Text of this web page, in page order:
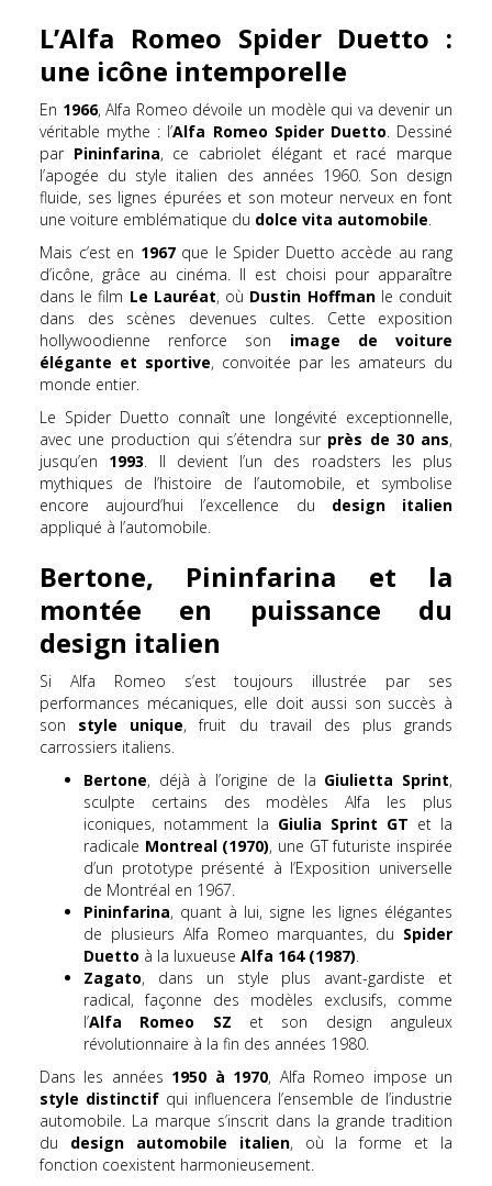
L’Alfa Romeo Spider Duetto :
une icône intemporelle
En 1966, Alfa Romeo dévoile un modèle qui va devenir un
véritable mythe : l’Alfa Romeo Spider Duetto. Dessiné
par Pininfarina, ce cabriolet élégant et racé marque
l’apogée du style italien des années 1960. Son design
fluide, ses lignes épurées et son moteur nerveux en font
une voiture emblématique du dolce vita automobile.
Mais c’est en 1967que le Spider Duetto accède au rang
d’icône, grâce au cinéma. Il est choisi pour apparaître
dans le film Le Lauréat, où Dustin Hoffmanle conduit
dans des scènes devenues cultes. Cette exposition
hollywoodienne renforce son image de voiture
élégante et sportive, convoitée par les amateurs du
monde entier.
Le Spider Duetto connaît une longévité exceptionnelle,
avec une production qui s’étendra sur près de 30 ans,
jusqu’en 1993. Il devient l’un des roadsters les plus
mythiques de l’histoire de l’automobile, et symbolise
encore aujourd’hui l’excellence du design italien
appliqué à l’automobile.
Bertone, Pininfarina et la
montée en puissance du
design italien
Si Alfa Romeo s’est toujours illustrée par ses
performances mécaniques, elle doit aussi son succès à
son style unique, fruit du travail des plus grands
carrossiers italiens.
Bertone, déjà à l’origine de la Giulietta Sprint,
sculpte certains des modèles Alfa les plus
iconiques, notamment la Giulia Sprint GT et la
radicale Montreal (1970), une GT futuriste inspirée
d’un prototype présenté à l’Exposition universelle
de Montréal en 1967.
Pininfarina, quant à lui, signe les lignes élégantes
de plusieurs Alfa Romeo marquantes, du Spider
Duetto à la luxueuse Alfa 164 (1987).
Zagato, dans un style plus avant-gardiste et
radical, façonne des modèles exclusifs, comme
l’Alfa Romeo SZ et son design anguleux
révolutionnaire à la fin des années 1980.
Dans les années 1950 à 1970, Alfa Romeo impose un
style distinctif qui influencera l’ensemble de l’industrie
automobile. La marque s’inscrit dans la grande tradition
du design automobile italien, où la forme et la
fonction coexistent harmonieusement.